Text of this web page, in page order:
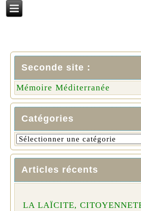
Seconde site :
Mémoire Méditerranée
Catégories
Articles récents
LA LAÏCITE,